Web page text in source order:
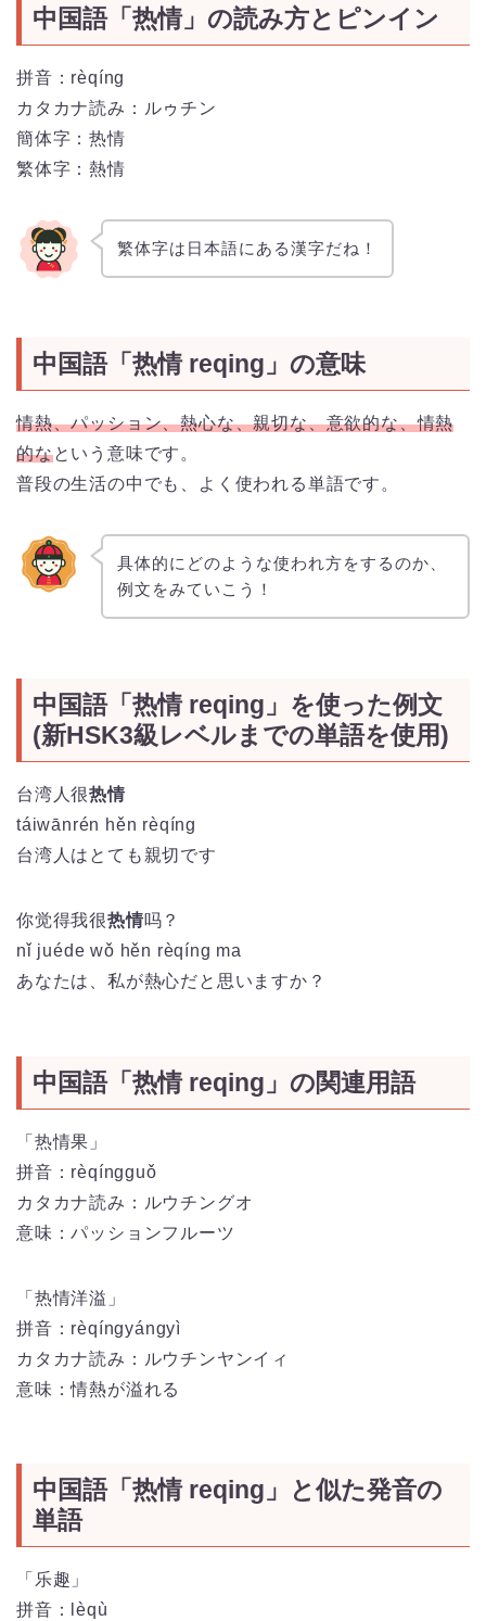
中国語「热情」の読み方とピンイン
拼音：rèqíng
カタカナ読み：ルゥチン
簡体字：热情
繁体字：熱情
繁体字は日本語にある漢字だね！
中国語「热情 reqing」の意味
情熱、パッション、熱心な、親切な、意欲的な、情熱
的なという意味です。
普段の生活の中でも、よく使われる単語です。
具体的にどのような使われ方をするのか、
例文をみていこう！
中国語「热情 reqing」を使った例文
(新HSK3級レベルまでの単語を使用)
台湾人很热情
táiwānrén hěn rèqíng
台湾人はとても親切です
你觉得我很热情吗？
nǐ juéde wǒ hěn rèqíng ma
あなたは、私が熱心だと思いますか？
中国語「热情 reqing」の関連用語
「热情果」
拼音： rèqíngguǒ
カタカナ読み：ルウチングオ
意味：パッションフルーツ
「热情洋溢」
拼音： rèqíngyángyì
カタカナ読み：ルウチンヤンイィ
意味：情熱が溢れる
中国語「热情 reqing」と似た発音の
単語
「乐趣」
拼音：
lèqù